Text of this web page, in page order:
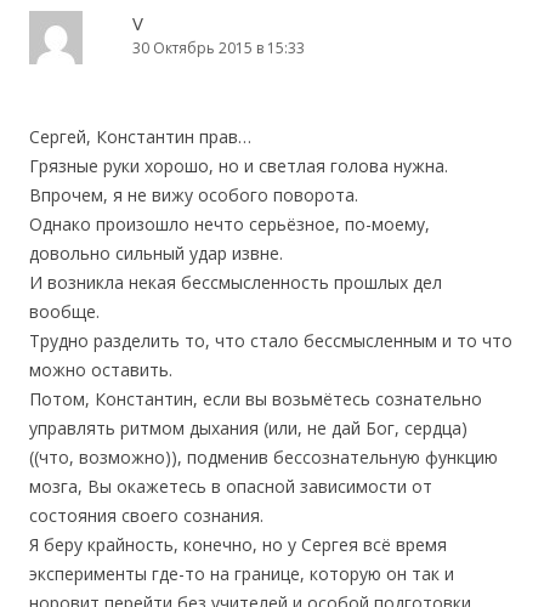
V
30 Октябрь 2015 в 15:33
Сергей, Константин прав…
Грязные руки хорошо, но и светлая голова нужна.
Впрочем, я не вижу особого поворота.
Однако произошло нечто серьёзное, по-моему,
довольно сильный удар извне.
И возникла некая бессмысленность прошлых дел
вообще.
Трудно разделить то, что стало бессмысленным и то что
можно оставить.
Потом, Константин, если вы возьмётесь сознательно
управлять ритмом дыхания (или, не дай Бог, сердца)
((что, возможно)), подменив бессознательную функцию
мозга, Вы окажетесь в опасной зависимости от
состояния своего сознания.
Я беру крайность, конечно, но у Сергея всё время
эксперименты где-то на границе, которую он так и